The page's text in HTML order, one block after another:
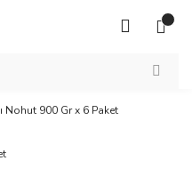
Nohut 900 Gr x 6 Paket